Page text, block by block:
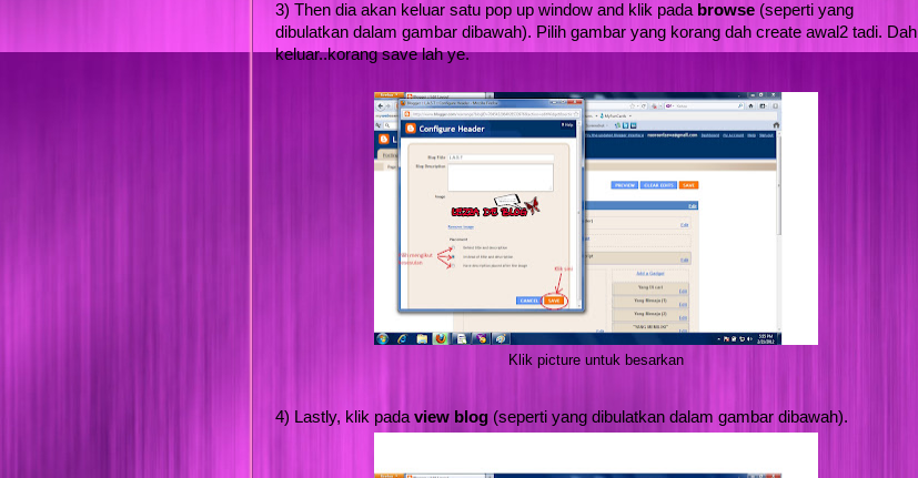
3) Then dia akan keluar satu pop up window and klik pada browse (seperti yang
dibulatkan dalam gambar dibawah). Pilih gambar yang korang dah create awal2 tadi. Dah
keluar..korang save lah ye.
Klik picture untuk besarkan
4) Lastly, klik pada view blog (seperti yang dibulatkan dalam gambar dibawah).